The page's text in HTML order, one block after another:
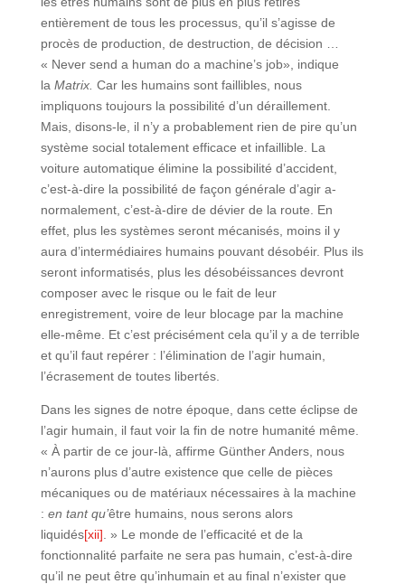
entièrement de tous les processus, qu’il s’agisse de
procès de production, de destruction, de décision …
« Never send a human do a machine’s job», indique
la Matrix. Car les humains sont faillibles, nous
impliquons toujours la possibilité d’un déraillement.
Mais, disons-le, il n’y a probablement rien de pire qu’un
système social totalement efficace et infaillible. La
voiture automatique élimine la possibilité d’accident,
c’est-à-dire la possibilité de façon générale d’agir a-
normalement, c’est-à-dire de dévier de la route. En
effet, plus les systèmes seront mécanisés, moins il y
aura d’intermédiaires humains pouvant désobéir. Plus ils
seront informatisés, plus les désobéissances devront
composer avec le risque ou le fait de leur
enregistrement, voire de leur blocage par la machine
elle-même. Et c’est précisément cela qu’il y a de terrible
et qu’il faut repérer : l’élimination de l’agir humain,
l’écrasement de toutes libertés.
Dans les signes de notre époque, dans cette éclipse de
l’agir humain, il faut voir la fin de notre humanité même.
« À partir de ce jour-là, affirme Günther Anders, nous
n’aurons plus d’autre existence que celle de pièces
mécaniques ou de matériaux nécessaires à la machine
: en tant qu’être humains, nous serons alors
liquidés[xii] . » Le monde de l’efficacité et de la
fonctionnalité parfaite ne sera pas humain, c’est-à-dire
qu’il ne peut être qu’inhumain et au final n’exister que